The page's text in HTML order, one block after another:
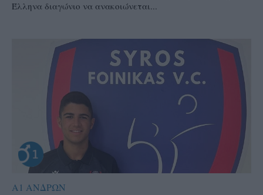
Έλληνα διαγώνιο να ανακοιώνεται...
Α1 ΑΝΔΡΩΝ